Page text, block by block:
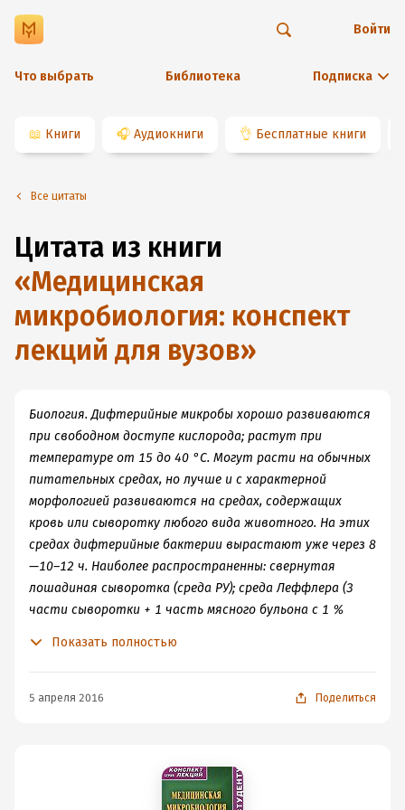
Что выбрать Библиотека Подписка
Войти
📖 Книги 🎧 Аудиокниги 👌 Бесплатные книги
Все цитаты
Цитата из книги
«Медицинская
микробиология: конспект
лекций для вузов»
Биология. Дифтерийные микробы хорошо развиваются
при свободном доступе кислорода; растут при
температуре от 15 до 40 °C. Могут расти на обычных
питательных средах, но лучше и с характерной
морфологией развиваются на средах, содержащих
кровь или сыворотку любого вида животного. На этих
средах дифтерийные бактерии вырастают уже через 8
—10–12 ч. Наиболее распространенны: свернутая
лошадиная сыворотка (среда РУ); среда Леффлера (3
части сыворотки + 1 часть мясного бульона с 1 %
свернутых сывороточных средах: колонии не
непрозрачные с полупрозрачной периферией, края
ровные, но впоследствии становятся извилистыми
Показать полностью
5 апреля 2016 Поделиться